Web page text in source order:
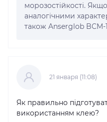
морозостійкості.
аналогічними
також Anserglob BCM-
21 января (11:08)
Як правильно
використанням клею?